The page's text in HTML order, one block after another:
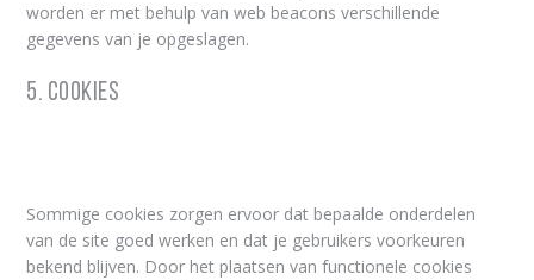
worden er met behulp van web beacons verschillende
gegevens van je opgeslagen.
5. Cookies
Sommige cookies zorgen ervoor dat bepaalde onderdelen
van de site goed werken en dat je gebruikers voorkeuren
bekend blijven. Door het plaatsen van functionele cookies